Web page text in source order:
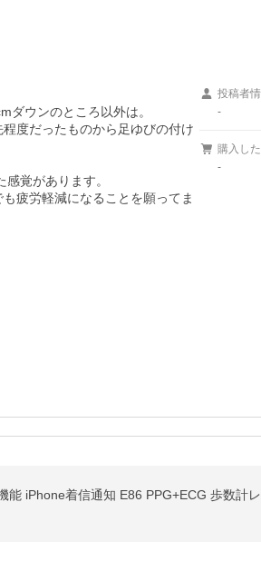
ダウンのところ以外は。
度だったものから足ゆびの付け
覚があります。
疲労軽減になることを願ってま
投稿者
-
購入し
-
iPhone着信通知 E86 PPG+ECG 歩数計